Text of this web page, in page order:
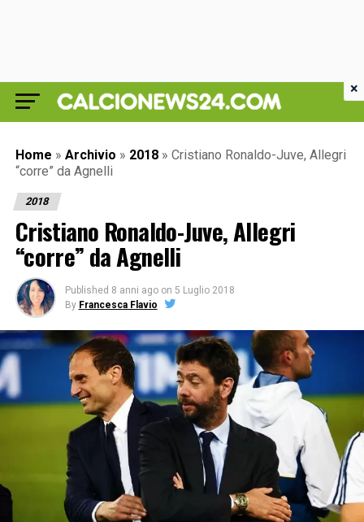
Home » Archivio » 2018 » Cristiano Ronaldo-Juve, Allegri
“corre” da Agnelli
2018
Cristiano Ronaldo-Juve, Allegri
“corre” da Agnelli
Published 8 anni ago on 5 Luglio 2018
By Francesca Flavio
×